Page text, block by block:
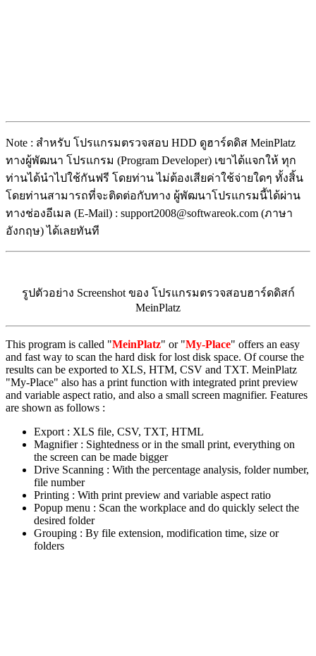
Note : สำหรับ โปรแกรมตรวจสอบ HDD ดูฮาร์ดดิส MeinPlatz
ทางผู้พัฒนา โปรแกรม (Program Developer) เขาได้แจกให้ ทุก
ท่านได้นำไปใช้กันฟรี โดยท่าน ไม่ต้องเสียค่าใช้จ่ายใดๆ ทั้งสิ้น
โดยท่านสามารถที่จะติดต่อกับทาง ผู้พัฒนาโปรแกรมนี้ได้ผ่าน
ทางช่องอีเมล (E-Mail) : support2008@softwareok.com (ภาษา
อังกฤษ) ได้เลยทันที
รูปตัวอย่าง Screenshot ของ โปรแกรมตรวจสอบฮาร์ดดิสก์
MeinPlatz
This program is called "MeinPlatz" or "My-Place" offers an easy
and fast way to scan the hard disk for lost disk space. Of course the
results can be exported to XLS, HTM, CSV and TXT. MeinPlatz
"My-Place" also has a print function with integrated print preview
and variable aspect ratio, and also a small screen magnifier. Features
are shown as follows :
Export : XLS file, CSV, TXT, HTML
Magnifier : Sightedness or in the small print, everything on
the screen can be made bigger
Drive Scanning : With the percentage analysis, folder number,
file number
Printing : With print preview and variable aspect ratio
Popup menu : Scan the workplace and do quickly select the
desired folder
Grouping : By file extension, modification time, size or
folders